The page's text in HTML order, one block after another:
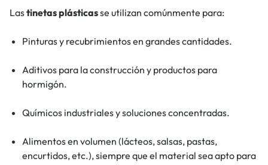
Lastinetas plásticasse utilizan comúnmente para:
Pinturas y recubrimientos en grandes cantidades.
Aditivos para la construcción y productos para
hormigón.
Químicos industriales y soluciones concentradas.
Alimentos en volumen (lácteos, salsas, pastas,
encurtidos, etc.), siempre que el material sea apto para